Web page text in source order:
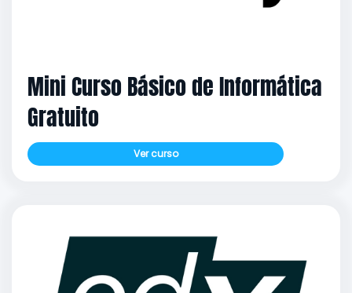
Mini Curso Básico de Informática
Gratuito
Ver curso